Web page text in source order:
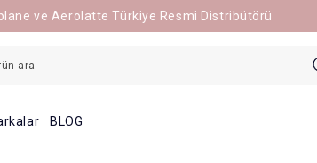
ve Aerolatte Türkiye Resmi Distribütörü
BLOG